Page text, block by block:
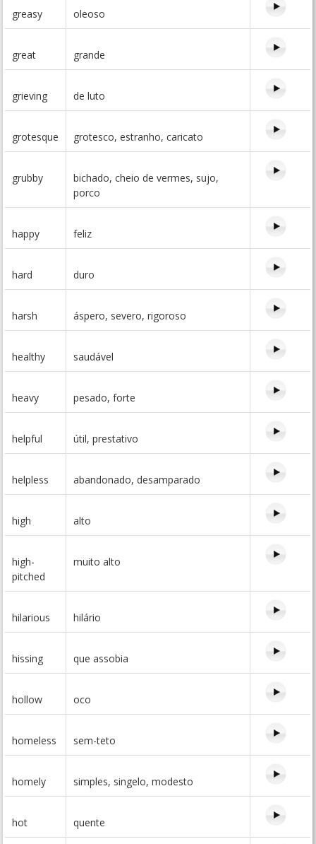
greasy oleoso
great grande
grieving de luto
grotesque grotesco, estranho, caricato
grubby
bichado, cheio de vermes, sujo,
porco
happy feliz
hard duro
harsh áspero, severo, rigoroso
healthy saudável
heavy pesado, forte
helpful útil, prestativo
helpless abandonado, desamparado
high alto
high-
pitched
muito alto
hilarious hilário
hissing que assobia
hollow oco
homeless sem-teto
homely simples, singelo, modesto
hot quente